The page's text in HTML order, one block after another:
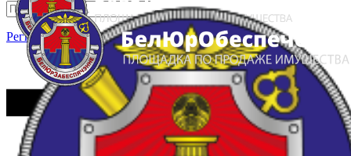
Регистрация Вход